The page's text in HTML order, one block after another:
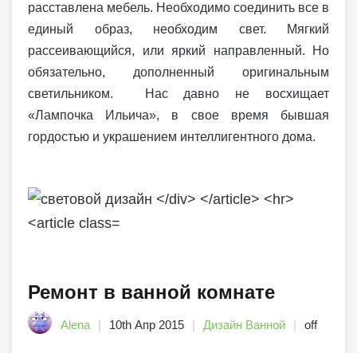
расставлена мебель. Необходимо соединить все в
единый образ, необходим свет. Мягкий
рассеивающийся, или яркий направленный. Но
обязательно, дополненный оригинальным
светильником. Нас давно не восхищает
«Лампочка Ильича», в свое время бывшая
гордостью и украшением интеллигентного дома.
Ремонт в ванной комнате
Alena 10th Апр 2015 Дизайн Ванной off